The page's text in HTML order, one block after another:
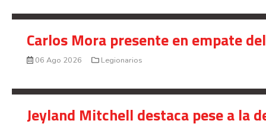
Carlos Mora presente en empate
06 Ago 2026 Legionarios
Jeyland Mitchell destaca pese a la